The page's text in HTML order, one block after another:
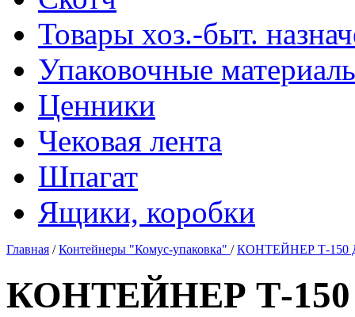
Товары хоз.-быт.
Упаковочные
Ценники
Чековая лента
Шпагат
Ящики, коробки
Главная /Контейнеры "Комус-упаковка" /КОНТЕЙНЕР Т-150
КОНТЕЙНЕР Т-150